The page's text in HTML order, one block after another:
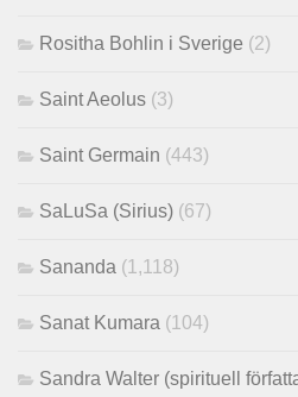
Rositha Bohlin i Sverige (2)
Saint Aeolus (3)
Saint Germain (443)
SaLuSa (Sirius) (67)
Sananda (1,118)
Sanat Kumara (104)
Sandra Walter (spirituell